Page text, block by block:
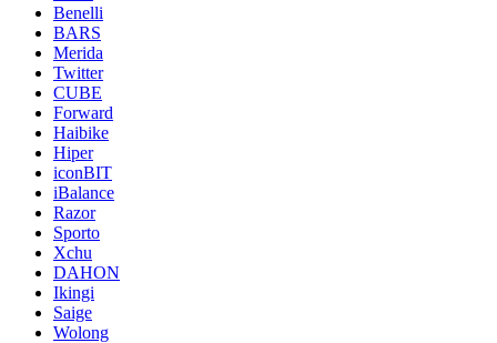
Benelli
BARS
Merida
Twitter
CUBE
Forward
Haibike
Hiper
iconBIT
iBalance
Razor
Sporto
Xchu
DAHON
Ikingi
Saige
Wolong